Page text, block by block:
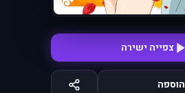
צפייה ישירה
הוספה